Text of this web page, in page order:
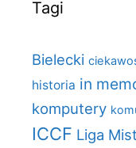
Tagi
Bielecki
historia in
komputery
ICCF Liga